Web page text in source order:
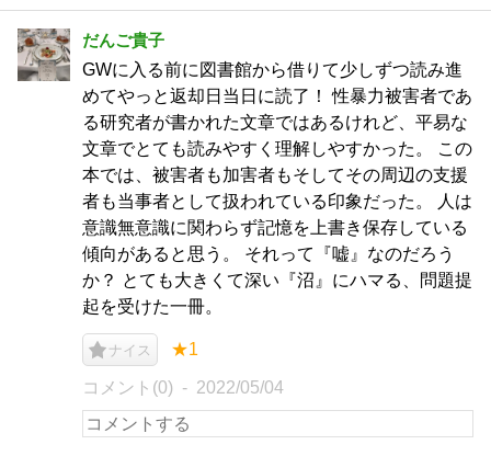
だんご貴子
GWに入る前に図書館から借りて少しずつ読み進
めてやっと返却日当日に読了！ 性暴力被害者であ
る研究者が書かれた文章ではあるけれど、平易な
文章でとても読みやすく理解しやすかった。 この
本では、被害者も加害者もそしてその周辺の支援
者も当事者として扱われている印象だった。 人は
意識無意識に関わらず記憶を上書き保存している
傾向があると思う。 それって『嘘』なのだろう
か？ とても大きくて深い『沼』にハマる、問題提
起を受けた一冊。
ナイス ★1
コメント(0) 2022/05/04